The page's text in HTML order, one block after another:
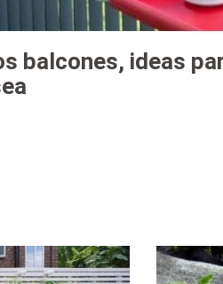
balcones, ideas